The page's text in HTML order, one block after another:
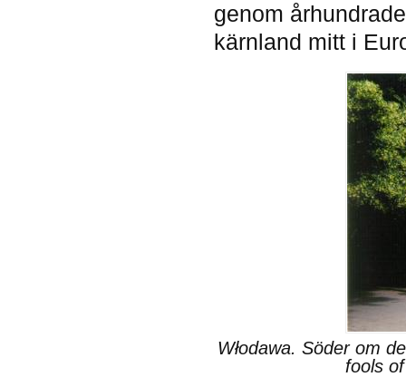
genom
kärnland mitt i
Włodawa. Söder om
fools